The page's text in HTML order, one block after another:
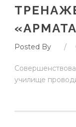
Posted By /
училище